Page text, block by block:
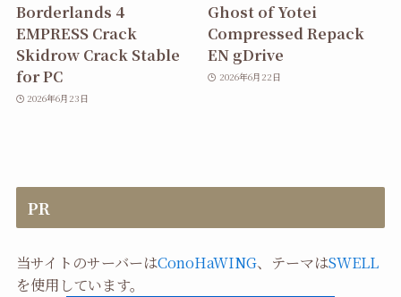
Borderlands 4
EMPRESS Crack
Skidrow Crack Stable
for PC
2026年6月23日
Ghost of Yotei
Compressed Repack
EN gDrive
2026年6月22日
PR
当サイトのサーバーはConoHaWING、テーマはSWELL
を使用しています。